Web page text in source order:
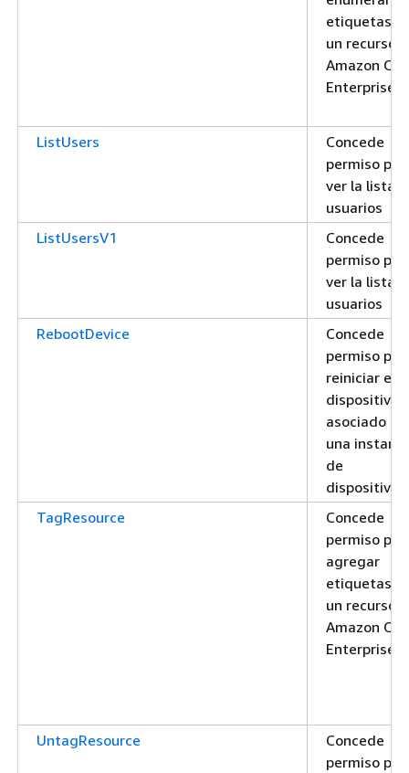
etiquetas
un recurso
Amazon
Enterprise
ListUsers
Concede
permiso
ver la lista
usuarios
ListUsersV1
Concede
permiso
ver la lista
usuarios
RebootDevice
Concede
permiso
reiniciar el
dispositivo
asociado a
una
de
dispositivo
TagResource
Concede
permiso
agregar
etiquetas a
un recurso
Amazon
Enterprise
UntagResource
Concede
permiso